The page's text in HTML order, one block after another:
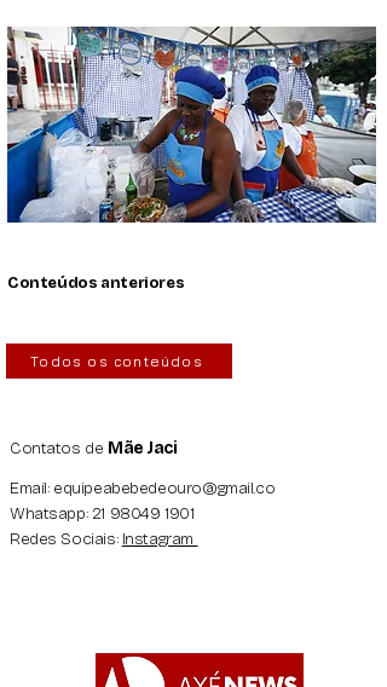
Conteúdos anteriores
Todos os conteúdos
Contatos de Mãe Jaci
Email: equipeabebedeouro@gmail.co
Whatsapp: 21 98049 1901
Redes Sociais: Instagram